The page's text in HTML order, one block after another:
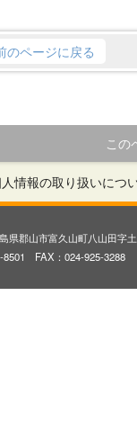
のページに戻る
この
情報の取り扱いにつ
県郡山市富久山町八山田字
8501 FAX：024-925-3288